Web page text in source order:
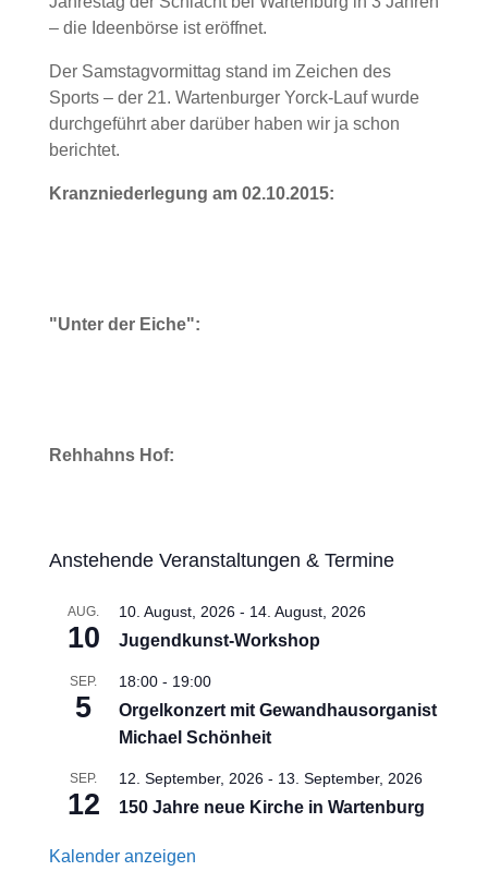
– die Ideenbörse ist eröffnet.
Der Samstagvormittag stand im Zeichen des
Sports – der 21. Wartenburger Yorck-Lauf wurde
durchgeführt aber darüber haben wir ja schon
berichtet.
Kranzniederlegung am 02.10.2015:
"Unter der Eiche":
Rehhahns Hof:
Anstehende Veranstaltungen & Termine
AUG.
10
10. August, 2026- 14. August, 2026
Jugendkunst-Workshop
SEP.
5
18:00- 19:00
Orgelkonzert mit Gewandhausorganist
Michael Schönheit
SEP.
12
12. September, 2026- 13. September, 2026
150 Jahre neue Kirche in Wartenburg
Kalender anzeigen